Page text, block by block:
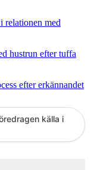
relationen med
hustrun efter tuffa
efter erkännandet
källa i